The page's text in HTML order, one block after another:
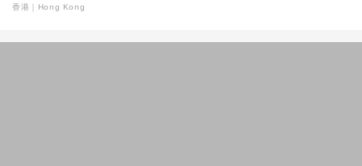
香港 Hong Kong